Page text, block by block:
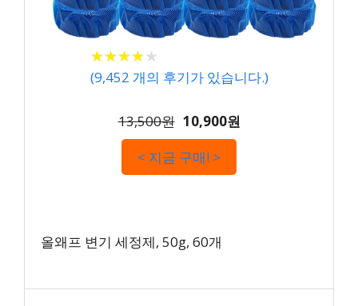
★★★★★
★★★★★
(9,452 개의 후기가 있습니다.)
13,500원 10,900원
< 지금 구매! >
올왜프 변기 세정제, 50g, 60개